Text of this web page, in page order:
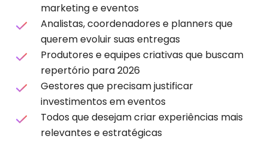
marketing e eventos
Analistas, coordenadores e planners que
querem evoluir suas entregas
Produtores e equipes criativas que buscam
repertório para 2026
Gestores que precisam justificar
investimentos em eventos
Todos que desejam criar experiências mais
relevantes e estratégicas